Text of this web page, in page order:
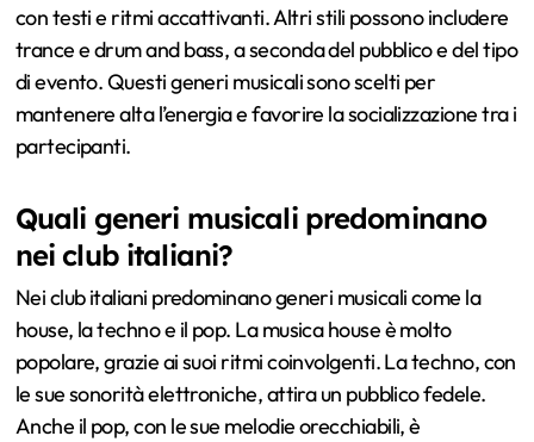
con testi e ritmi accattivanti. Altri stili possono includere
trance e drum and bass, a seconda del pubblico e del tipo
di evento. Questi generi musicali sono scelti per
mantenere alta l’energia e favorire la socializzazione tra i
partecipanti.
Quali generi musicali predominano
nei club italiani?
Nei club italiani predominano generi musicali come la
house, la techno e il pop. La musica house è molto
popolare, grazie ai suoi ritmi coinvolgenti. La techno, con
le sue sonorità elettroniche, attira un pubblico fedele.
Anche il pop, con le sue melodie orecchiabili, è